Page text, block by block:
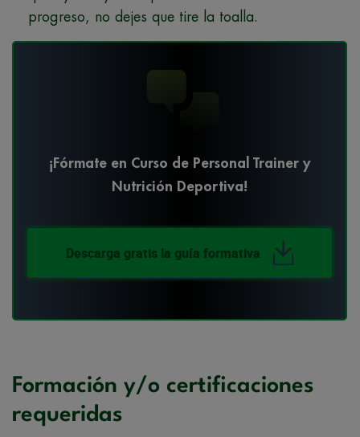
progreso, no dejes que tire la toalla.
¡Fórmate en Curso de Personal Trainer y
Nutrición Deportiva!
Descarga gratis la guía formativa
Formación y/o certificaciones
requeridas